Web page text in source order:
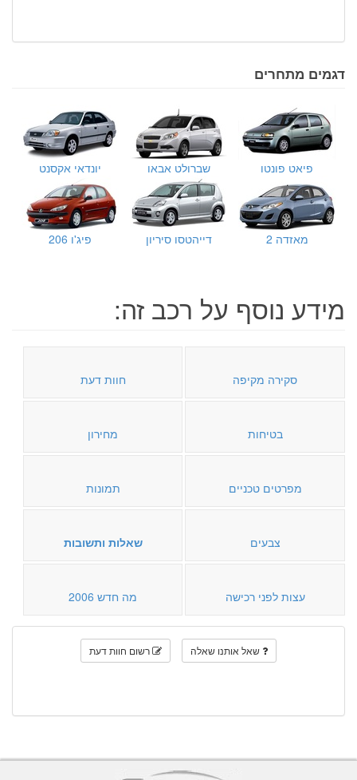
דגמים מתחרים
פיאט פונטו שברולט אבאו יונדאי אקסנט
מאזדה 2 דייהטסו סיריון פיג'ו 206
מידע נוסף על רכב זה:
סקירה מקיפה חוות דעת
בטיחות מחירון
מפרטים טכניים תמונות
צבעים שאלות ותשובות
עצות לפני רכישה מה חדש 2006
שאל אותנו שאלה רשום חוות דעת